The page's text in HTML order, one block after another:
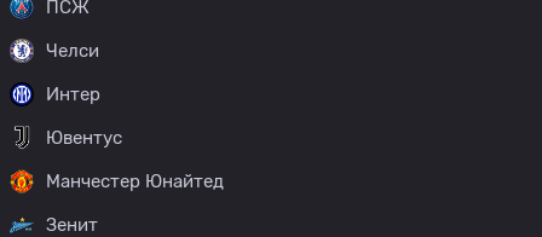
ПСЖ
Челси
Интер
Ювентус
Манчестер Юнайтед
Зенит